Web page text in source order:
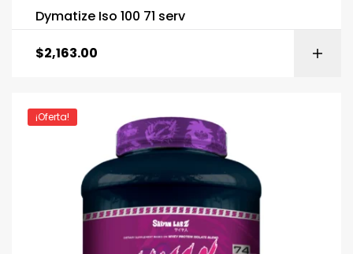
Dymatize Iso 100 71 serv
$2,163.00
¡Oferta!